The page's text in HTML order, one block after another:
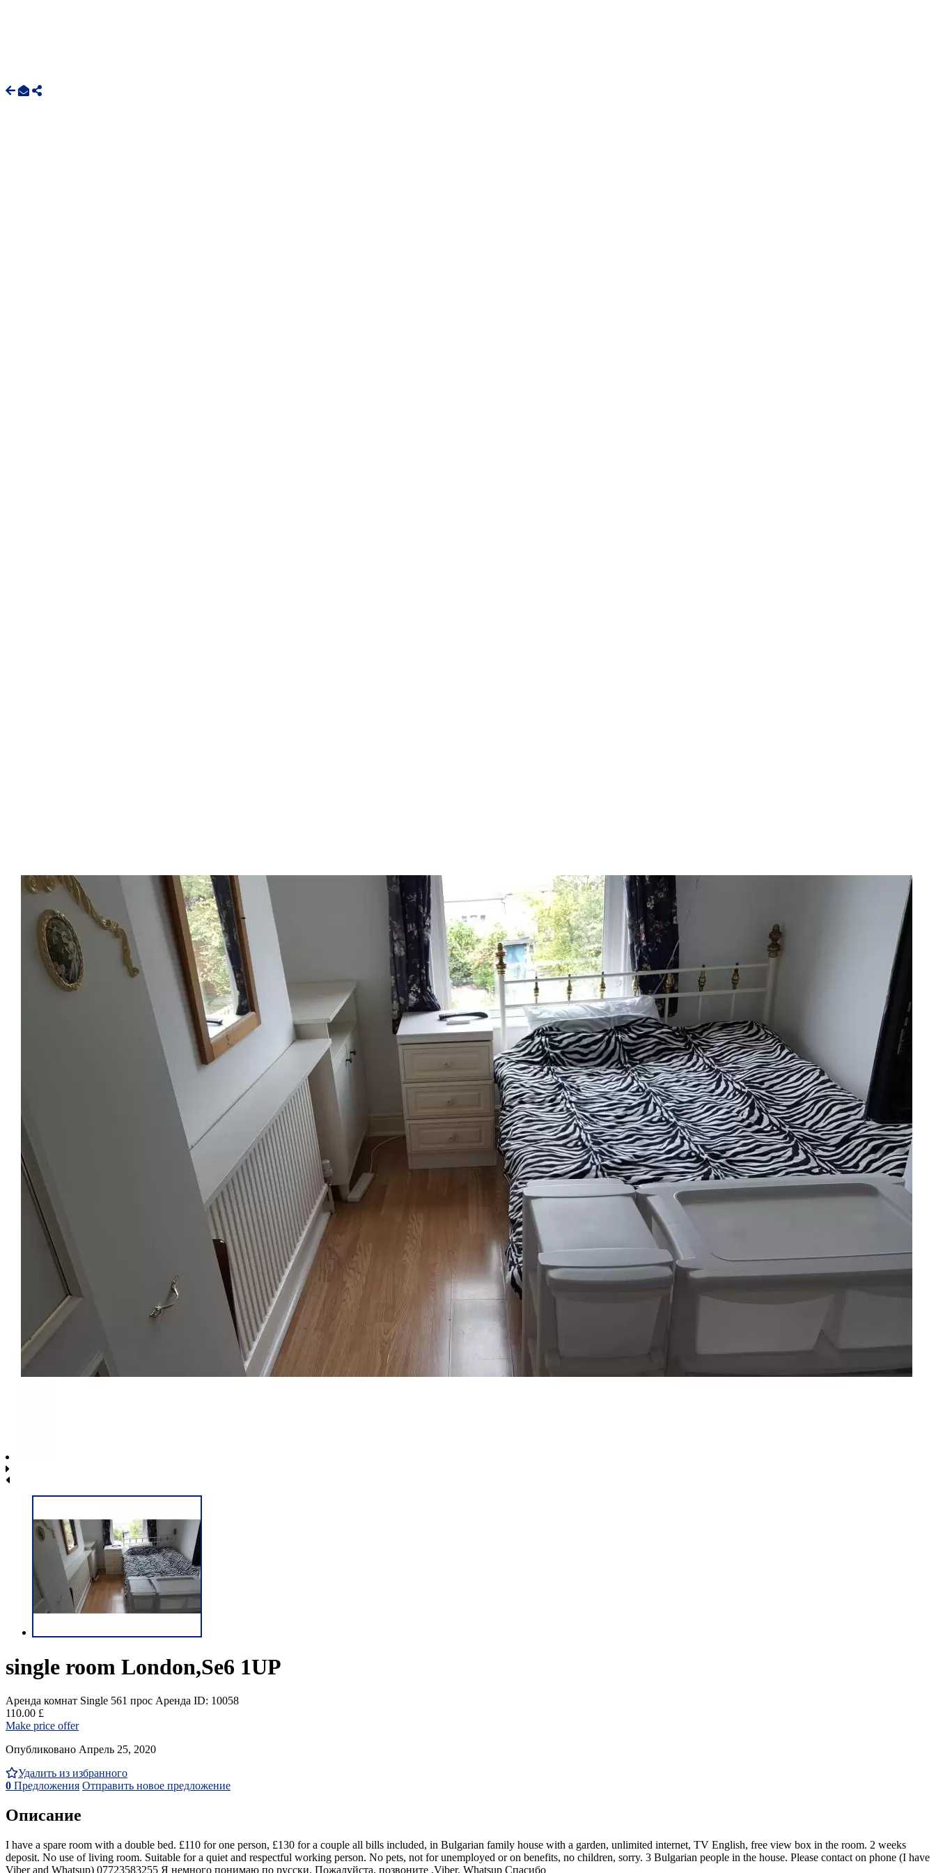
single room London,Se6 1UP
Аренда комнат Single 561 прос Аренда ID: 10058
110.00 £
Make price offer
Опубликовано Апрель 25, 2020
Удалить из избранного
0 Предложения Отправить новое предложение
Описание
I have a spare room with a double bed. £110 for one person, £130 for a couple all bills included, in Bulgarian family house with a garden, unlimited internet, TV English, free view box in the room. 2 weeks
deposit. No use of living room. Suitable for a quiet and respectful working person. No pets, not for unemployed or on benefits, no children, sorry. 3 Bulgarian people in the house. Please contact on phone (I have
Viber and Whatsup) 07723583255 Я немного понимаю по русски. Пожалуйста, позвоните ,Viber, Whatsup Спасибо